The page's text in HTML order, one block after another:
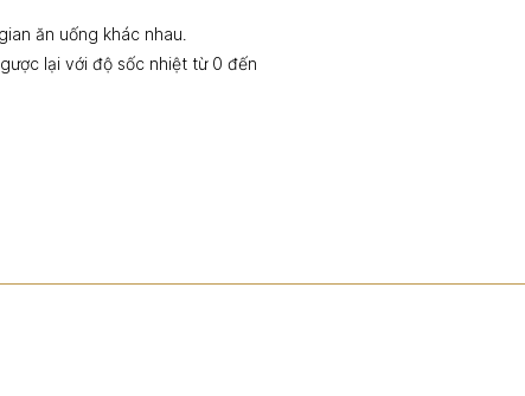
ăn uống khác nhau.
lại với độ sốc nhiệt từ 0 đến